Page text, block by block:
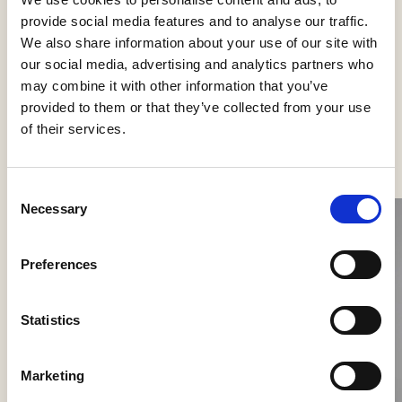
provide social media features and to analyse our traffic.
We also share information about your use of our site with
our social media, advertising and analytics partners who
may combine it with other information that you’ve
provided to them or that they’ve collected from your use
of their services.
Selection
Necessary
Preferences
Statistics
Marketing
Væglamper
Se flere produkter
Nokori Wall